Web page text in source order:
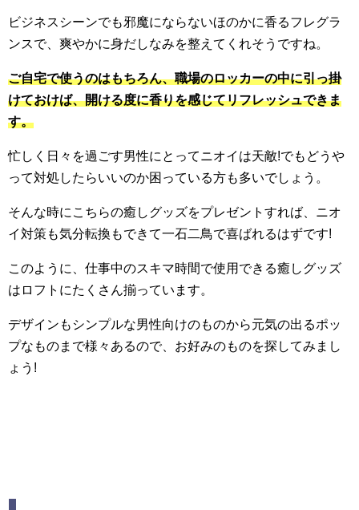
ビジネスシーンでも邪魔にならないほのかに香るフレグラ
ンスで、爽やかに身だしなみを整えてくれそうですね。
ご自宅で使うのはもちろん、職場のロッカーの中に引っ掛
けておけば、開ける度に香りを感じてリフレッシュできま
す。
忙しく日々を過ごす男性にとってニオイは天敵!でもどうや
って対処したらいいのか困っている方も多いでしょう。
そんな時にこちらの癒しグッズをプレゼントすれば、ニオ
イ対策も気分転換もできて一石二鳥で喜ばれるはずです!
このように、仕事中のスキマ時間で使用できる癒しグッズ
はロフトにたくさん揃っています。
デザインもシンプルな男性向けのものから元気の出るポッ
プなものまで様々あるので、お好みのものを探してみまし
ょう!